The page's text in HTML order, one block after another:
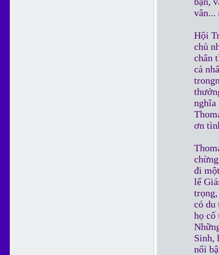
vân...
Hội
chủ
chân
cả
nghĩa
ơn
đi
lể
có du
họ cố
Sinh,
nổi